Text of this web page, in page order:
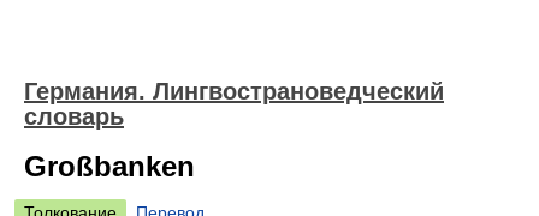
Германия. Лингвострановедческий
словарь
Großbanken